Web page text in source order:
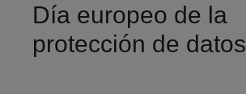
Día europeo de la
protección de datos